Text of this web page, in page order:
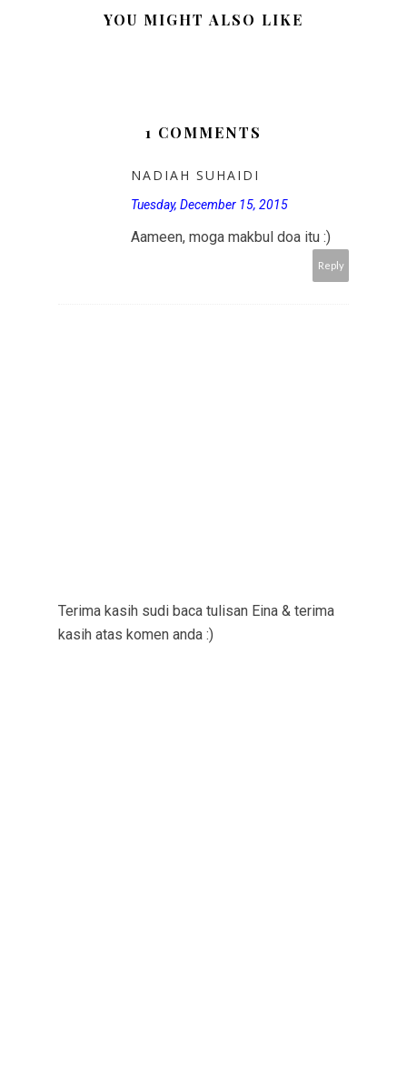
YOU MIGHT ALSO LIKE
1 COMMENTS
NADIAH SUHAIDI
Tuesday, December 15, 2015
Aameen, moga makbul doa itu :)
Reply
Terima kasih sudi baca tulisan Eina & terima
kasih atas komen anda :)